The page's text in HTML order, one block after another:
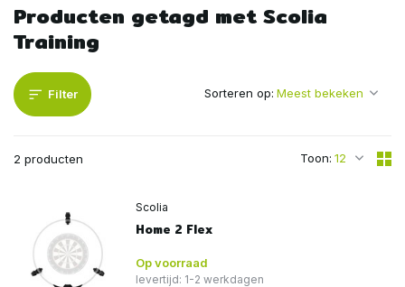
Producten getagd met Scolia
Training
Filter
2 producten Toon:
Sorteren op:
Scolia
Home 2 Flex
Op voorraad
levertijd: 1-2 werkdagen